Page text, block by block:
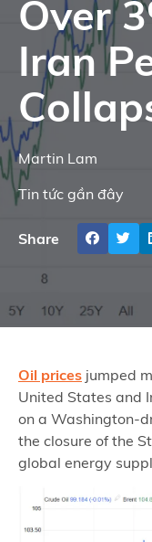
Over
Iran
Martin Lam
Tin tức gần đây
Share
Oil prices jumped
United States and
on a Washington-
the closure of the
global energy